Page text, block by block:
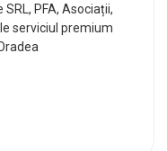
PFA, Asociații,
serviciul premium